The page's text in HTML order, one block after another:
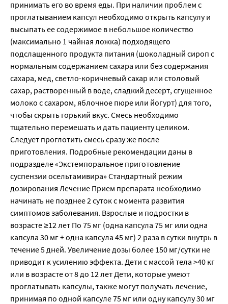
принимать его во время еды. При наличии проблем с
проглатыванием капсул необходимо открыть капсулу и
высыпать ее содержимое в небольшое количество
(максимально 1 чайная ложка) подходящего
подслащенного продукта питания (шоколадный сироп с
нормальным содержанием сахара или без содержания
сахара, мед, светло-коричневый сахар или столовый
сахар, растворенный в воде, сладкий десерт, сгущенное
молоко с сахаром, яблочное пюре или йогурт) для того,
чтобы скрыть горький вкус. Смесь необходимо
тщательно перемешать и дать пациенту целиком.
Следует проглотить смесь сразу же после
приготовления. Подробные рекомендации даны в
подразделе «Экстемпоральное приготовление
суспензии осельтамивира» Стандартный режим
дозирования Лечение Прием препарата необходимо
начинать не позднее 2 суток с момента развития
симптомов заболевания. Взрослые и подростки в
возрасте ≥12 лет По 75 мг (одна капсула 75 мг или одна
капсула 30 мг + одна капсула 45 мг) 2 раза в сутки внутрь в
течение 5 дней. Увеличение дозы более 150 мг/сутки не
приводит к усилению эффекта. Дети с массой тела >40 кг
или в возрасте от 8 до 12 лет Дети, которые умеют
проглатывать капсулы, также могут получать лечение,
принимая по одной капсуле 75 мг или одну капсулу 30 мг